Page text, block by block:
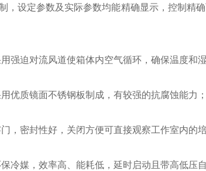
，设定参数及实际参数均能精确显示，控制精
强迫对流风道使箱体内空气循环，确保温度和
优质镜面不锈钢板制成，有较强的抗腐蚀能力；
，密封性好，关闭方便可直接观察工作室内的培
冷媒，效率高、能耗低，延时启动且带高低压自